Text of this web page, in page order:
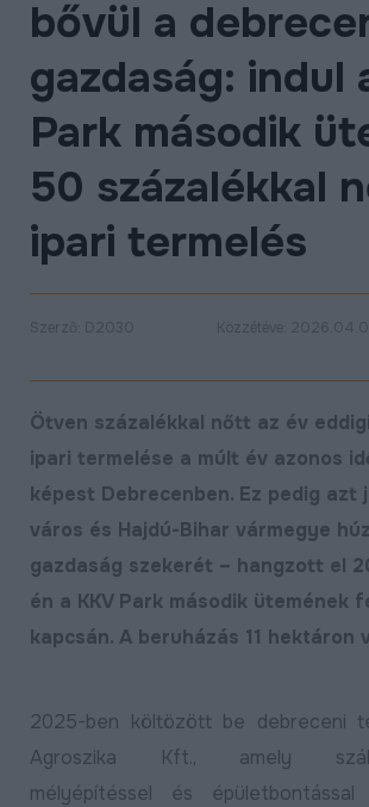
ÉLETMINŐSÉG
OKTATÁS
PROJEKTEK
bővül a
gazdaság: indul
Park második
50 százalékkal
ipari termelés
Szerző: D2030
Közzétéve:
Ötven százalékkal nőtt az év
ipari termelése a múlt év azonos
képest Debrecenben. Ez pedig azt
város és Hajdú-Bihar vármegye
gazdaság szekerét – hangzott el
én a KKV Park második ütemének
kapcsán. A beruházás 11 hektáron
2025-ben költözött be debreceni
Agroszika Kft., amely
mélyépítéssel és